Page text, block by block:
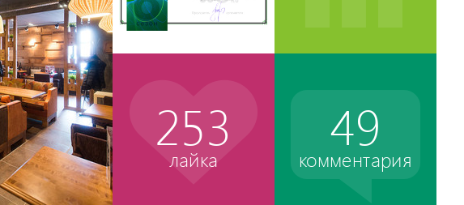
253
лайка
49
комментария